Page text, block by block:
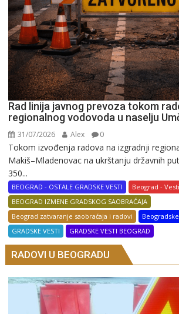
Rad linija javnog prevoza tokom
regionalnog vodovoda u naselju
31/07/2026 Alex 0
Tokom izvođenja radova na izgradnji
Makiš–Mladenovac na ukrštanju državnih
350...
BEOGRAD - OSTALE GRADSKE VESTI
Beograd -
BEOGRAD IZMENE GRADSKOG SAOBRAĆAJA
Beograd zatvaranje saobraćaja i radovi
GRADSKE VESTI
GRADSKE VESTI BEOGRAD
RADOVI U BEOGRADU